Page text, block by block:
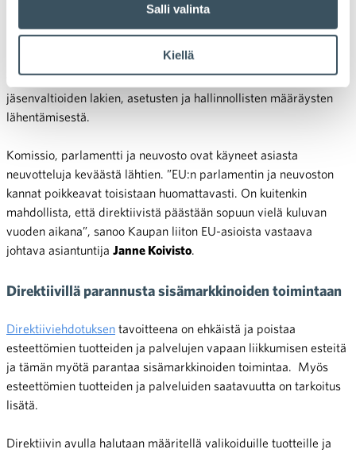
Salli valinta
Kiellä
Neuvotteluja esteettömyysdirektiivistä on käyty EU:n elimissä
keväästä lähtien. Ne ovat edenneet hitaasti.
Komissio antoi jo joulukuussa 2015 ehdotuksen direktiiviksi
tuotteiden ja palvelujen esteettömyysvaatimuksia koskevien
jäsenvaltioiden lakien, asetusten ja hallinnollisten määräysten
lähentämisestä.
Komissio, parlamentti ja neuvosto ovat käyneet asiasta
neuvotteluja keväästä lähtien. ”EU:n parlamentin ja neuvoston
kannat poikkeavat toisistaan huomattavasti. On kuitenkin
mahdollista, että direktiivistä päästään sopuun vielä kuluvan
vuoden aikana”, sanoo Kaupan liiton EU-asioista vastaava
johtava asiantuntija Janne Koivisto
Direktiivillä parannusta sisämarkkinoiden toimintaan
Direktiiviehdotuksen tavoitteena on ehkäistä ja poistaa
esteettömien tuotteiden ja palvelujen vapaan liikkumisen esteitä
ja tämän myötä parantaa sisämarkkinoiden toimintaa. Myös
esteettömien tuotteiden ja palveluiden saatavuutta on tarkoitus
lisätä.
Direktiivin avulla halutaan määritellä valikoiduille tuotteille ja